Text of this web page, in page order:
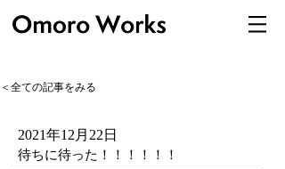
＜全ての記事をみる
2021年12月22日
待ちに待った！！！！！！